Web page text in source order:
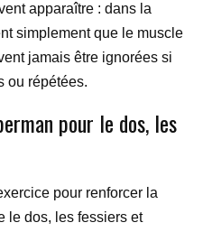
apparaître : dans la
simplement que le muscle
jamais être ignorées si
ou répétées.
pour le dos, les
pour renforcer la
le dos, les fessiers et